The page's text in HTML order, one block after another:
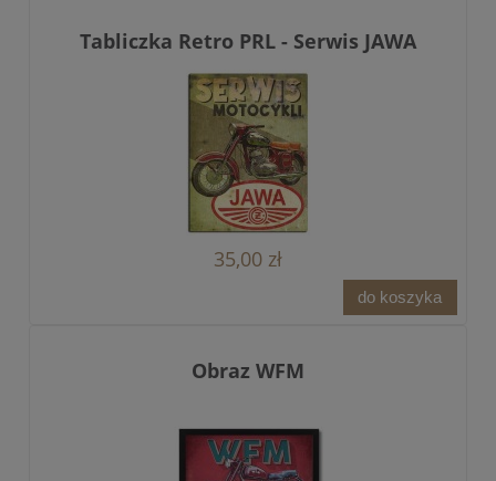
Tabliczka Retro PRL - Serwis JAWA
35,00 zł
do koszyka
Obraz WFM